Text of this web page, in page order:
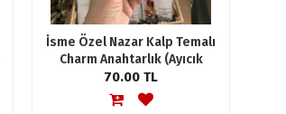
İsme Özel Nazar Kalp Temalı
Charm Anahtarlık (Ayıcık
Tasarım)
70.00 TL